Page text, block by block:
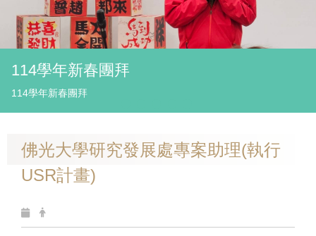
114學年新春團拜
114學年新春團拜
佛光大學研究發展處專案助理(執行
USR計畫)